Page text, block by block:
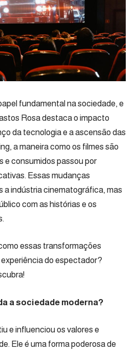
fundamental na sociedade, e
Rosa destaca o impacto
da tecnologia e a ascensão das
a maneira como os filmes são
e consumidos passou por
Essas mudanças
a indústria cinematográfica, mas
com as histórias e os
essas transformações
do espectador?
a sociedade moderna?
e influenciou os valores e
Ele é uma forma poderosa de